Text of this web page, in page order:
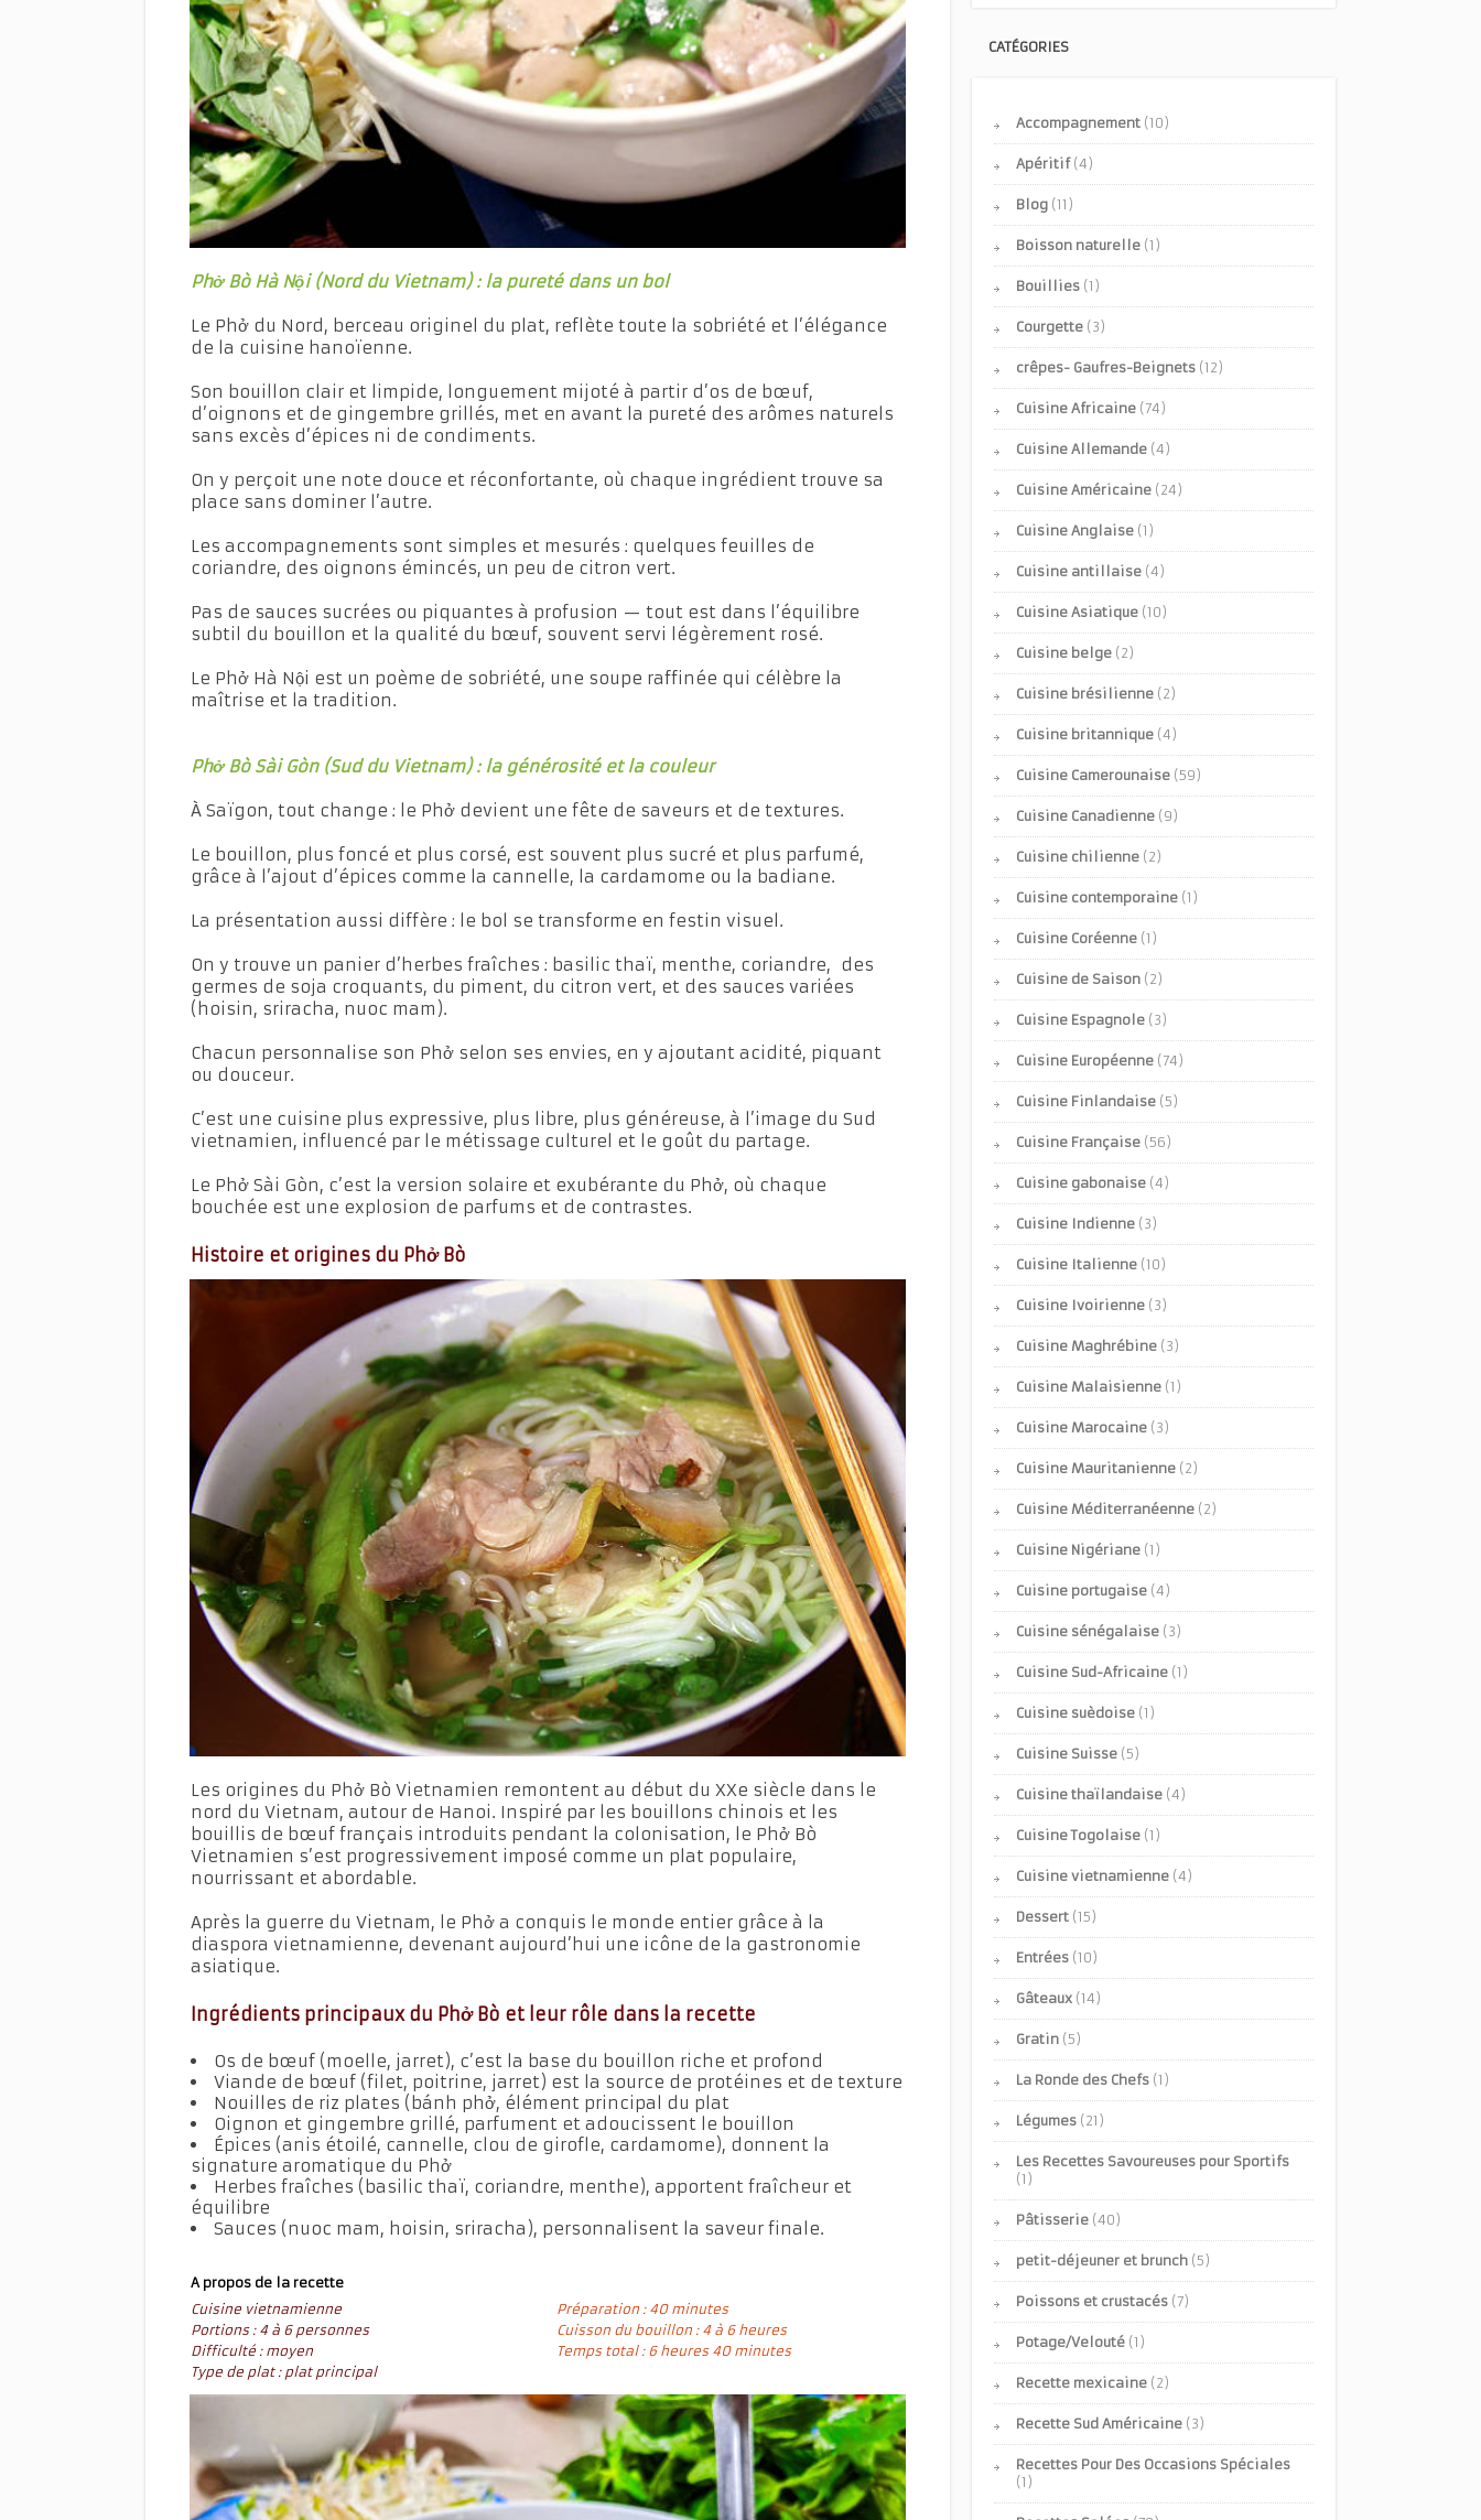
Phở Bò Hà Nội (Nord du Vietnam) : la pureté dans un bol
Le Phở du Nord, berceau originel du plat, reflète toute la sobriété et l’élégance
de la cuisine hanoïenne.
Son bouillon clair et limpide, longuement mijoté à partir d’os de bœuf,
d’oignons et de gingembre grillés, met en avant la pureté des arômes naturels
sans excès d’épices ni de condiments.
On y perçoit une note douce et réconfortante, où chaque ingrédient trouve sa
place sans dominer l’autre.
Les accompagnements sont simples et mesurés : quelques feuilles de
coriandre, des oignons émincés, un peu de citron vert.
Pas de sauces sucrées ou piquantes à profusion — tout est dans l’équilibre
subtil du bouillon et la qualité du bœuf, souvent servi légèrement rosé.
Le Phở Hà Nội est un poème de sobriété, une soupe raffinée qui célèbre la
maîtrise et la tradition.
Phở Bò Sài Gòn (Sud du Vietnam) : la générosité et la couleur
À Saïgon, tout change : le Phở devient une fête de saveurs et de textures.
Le bouillon, plus foncé et plus corsé, est souvent plus sucré et plus parfumé,
grâce à l’ajout d’épices comme la cannelle, la cardamome ou la badiane.
La présentation aussi diffère : le bol se transforme en festin visuel.
On y trouve un panier d’herbes fraîches : basilic thaï, menthe, coriandre, des
germes de soja croquants, du piment, du citron vert, et des sauces variées
(hoisin, sriracha, nuoc mam).
Chacun personnalise son Phở selon ses envies, en y ajoutant acidité, piquant
ou douceur.
C’est une cuisine plus expressive, plus libre, plus généreuse, à l’image du Sud
vietnamien, influencé par le métissage culturel et le goût du partage.
Le Phở Sài Gòn, c’est la version solaire et exubérante du Phở, où chaque
bouchée est une explosion de parfums et de contrastes.
Histoire et origines du Phở Bò
Les origines du Phở Bò Vietnamien remontent au début du XXe siècle dans le
nord du Vietnam, autour de Hanoi. Inspiré par les bouillons chinois et les
bouillis de bœuf français introduits pendant la colonisation, le Phở Bò
Vietnamien s’est progressivement imposé comme un plat populaire,
nourrissant et abordable.
Après la guerre du Vietnam, le Phở a conquis le monde entier grâce à la
diaspora vietnamienne, devenant aujourd’hui une icône de la gastronomie
asiatique.
Ingrédients principaux du Phở Bò et leur rôle dans la recette
Os de bœuf (moelle, jarret), c’est la base du bouillon riche et profond
Viande de bœuf (filet, poitrine, jarret) est la source de protéines et de texture
Nouilles de riz plates (bánh phở, élément principal du plat
Oignon et gingembre grillé, parfument et adoucissent le bouillon
Épices (anis étoilé, cannelle, clou de girofle, cardamome), donnent la
signature aromatique du Phở
Herbes fraîches (basilic thaï, coriandre, menthe), apportent fraîcheur et
équilibre
Sauces (nuoc mam, hoisin, sriracha), personnalisent la saveur finale.
A propos de la recette
Cuisine vietnamienne
Portions : 4 à 6 personnes
Difficulté : moyen
Type de plat : plat principal
Préparation : 40 minutes
Cuisson du bouillon : 4 à 6 heures
Temps total : 6 heures 40 minutes
CATÉGORIES
Accompagnement (10)
Apéritif(4)
Blog (11)
Boisson naturelle (1)
Bouillies (1)
Courgette (3)
crêpes- Gaufres-Beignets (12)
Cuisine Africaine (74)
Cuisine Allemande (4)
Cuisine Américaine (24)
Cuisine Anglaise (1)
Cuisine antillaise (4)
Cuisine Asiatique (10)
Cuisine belge (2)
Cuisine brésilienne (2)
Cuisine britannique (4)
Cuisine Camerounaise (59)
Cuisine Canadienne (9)
Cuisine chilienne (2)
Cuisine contemporaine (1)
Cuisine Coréenne (1)
Cuisine de Saison (2)
Cuisine Espagnole (3)
Cuisine Européenne (74)
Cuisine Finlandaise (5)
Cuisine Française (56)
Cuisine gabonaise (4)
Cuisine Indienne (3)
Cuisine Italienne (10)
Cuisine Ivoirienne (3)
Cuisine Maghrébine (3)
Cuisine Malaisienne (1)
Cuisine Marocaine (3)
Cuisine Mauritanienne (2)
Cuisine Méditerranéenne (2)
Cuisine Nigériane (1)
Cuisine portugaise (4)
Cuisine sénégalaise (3)
Cuisine Sud-Africaine (1)
Cuisine suèdoise (1)
Cuisine Suisse (5)
Cuisine thaïlandaise (4)
Cuisine Togolaise (1)
Cuisine vietnamienne (4)
Dessert (15)
Entrées (10)
Gâteaux (14)
Gratin (5)
La Ronde des Chefs (1)
Légumes (21)
Les Recettes Savoureuses pour Sportifs
(1)
Pâtisserie (40)
petit-déjeuner et brunch (5)
Poissons et crustacés (7)
Potage/Velouté (1)
Recette mexicaine (2)
Recette Sud Américaine (3)
Recettes Pour Des Occasions Spéciales
(1)